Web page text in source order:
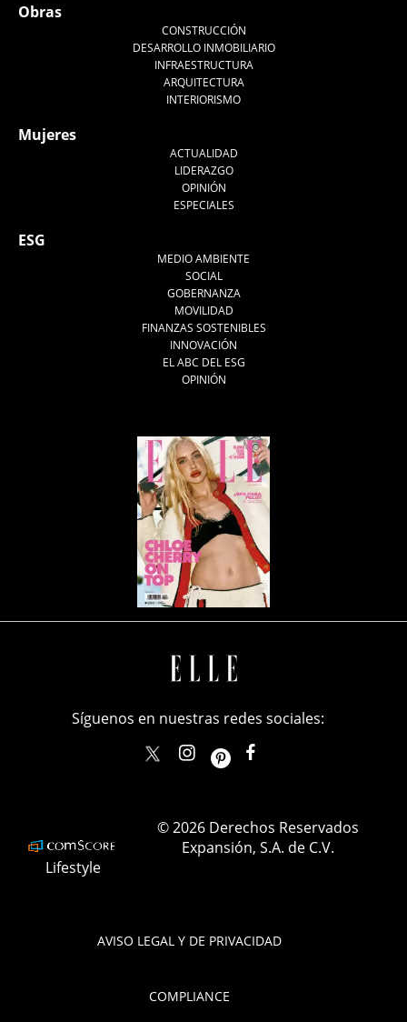
Obras
CONSTRUCCIÓN
DESARROLLO INMOBILIARIO
INFRAESTRUCTURA
ARQUITECTURA
INTERIORISMO
Mujeres
ACTUALIDAD
LIDERAZGO
OPINIÓN
ESPECIALES
ESG
MEDIO AMBIENTE
SOCIAL
GOBERNANZA
MOVILIDAD
FINANZAS SOSTENIBLES
INNOVACIÓN
EL ABC DEL ESG
OPINIÓN
AVISO LEGAL Y DE PRIVACIDAD
COMPLIANCE
Síguenos en nuestras redes sociales:
elle_mexicoellemexico
Lifestyle
© 2026 Derechos Reservados
Expansión, S.A. de C.V.